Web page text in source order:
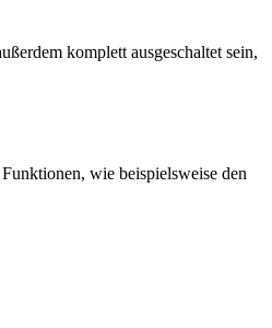
komplett ausgeschaltet sein,
wie beispielsweise den